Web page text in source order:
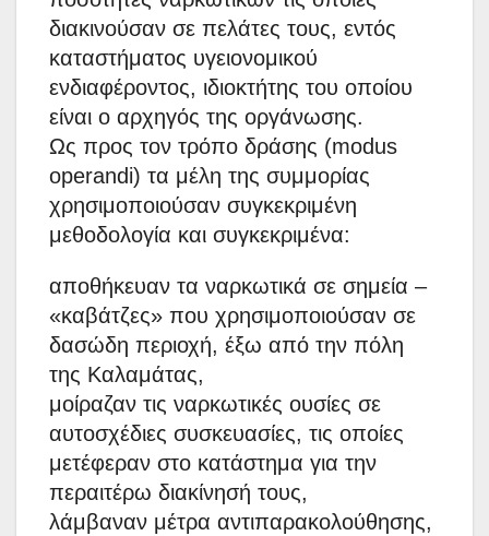
διακινούσαν σε πελάτες τους, εντός
καταστήματος υγειονομικού
ενδιαφέροντος, ιδιοκτήτης του οποίου
είναι ο αρχηγός της οργάνωσης.
Ως προς τον τρόπο δράσης (modus
operandi) τα μέλη της συμμορίας
χρησιμοποιούσαν συγκεκριμένη
μεθοδολογία και συγκεκριμένα:
αποθήκευαν τα ναρκωτικά σε σημεία –
«καβάτζες» που χρησιμοποιούσαν σε
δασώδη περιοχή, έξω από την πόλη
της Καλαμάτας,
μοίραζαν τις ναρκωτικές ουσίες σε
αυτοσχέδιες συσκευασίες, τις οποίες
μετέφεραν στο κατάστημα για την
περαιτέρω διακίνησή τους,
λάμβαναν μέτρα αντιπαρακολούθησης,